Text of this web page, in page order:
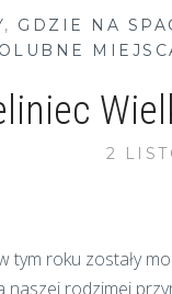
, GDZIE NA
2
tym roku zostały
naszej rodzimej